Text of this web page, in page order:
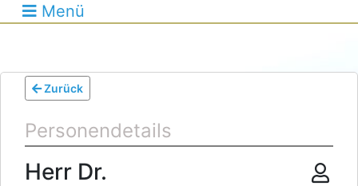
Menü
Zurück
Personendetails
Herr Dr.